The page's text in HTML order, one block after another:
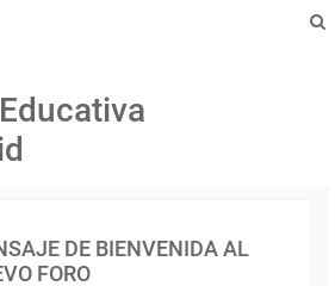
DE BIENVENIDA AL
FORO